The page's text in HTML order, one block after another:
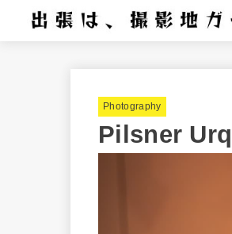
Photography
Pilsner